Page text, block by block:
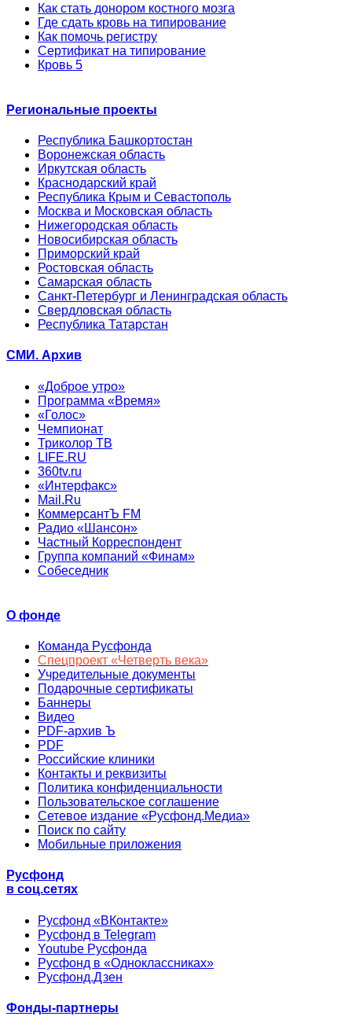
Как стать донором костного мозга
Где сдать кровь на типирование
Как помочь регистру
Сертификат на типирование
Кровь 5
Региональные проекты
Республика Башкортостан
Воронежская область
Иркутская область
Краснодарский край
Республика Крым и Севастополь
Москва и Московская область
Нижегородская область
Новосибирская область
Приморский край
Ростовская область
Самарская область
Санкт-Петербург и Ленинградская область
Свердловская область
Республика Татарстан
СМИ. Архив
«Доброе утро»
Программа «Время»
«Голос»
Чемпионат
Триколор ТВ
LIFE.RU
360tv.ru
«Интерфакс»
Mail.Ru
КоммерсантЪ FM
Радио «Шансон»
Частный Корреспондент
Группа компаний «Финам»
Собеседник
О фонде
Команда Русфонда
Спецпроект «Четверть века»
Учредительные документы
Подарочные сертификаты
Баннеры
Видео
PDF-архив Ъ
PDF
Российские клиники
Контакты и реквизиты
Политика конфиденциальности
Пользовательское соглашение
Сетевое издание «Русфонд.Медиа»
Поиск по сайту
Мобильные приложения
Русфонд
в соц.сетях
Русфонд «ВКонтакте»
Русфонд в Telegram
Youtube Русфонда
Русфонд в «Одноклассниках»
Русфонд.Дзен
Фонды-партнеры